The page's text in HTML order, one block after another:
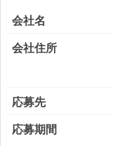
会社名
会社住所
応募先
応募期間